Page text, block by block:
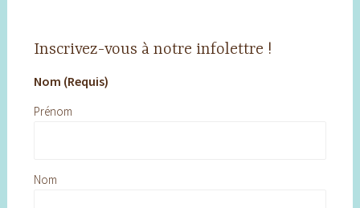
Inscrivez-vous à notre infolettre !
Nom (Requis)
Prénom
Nom